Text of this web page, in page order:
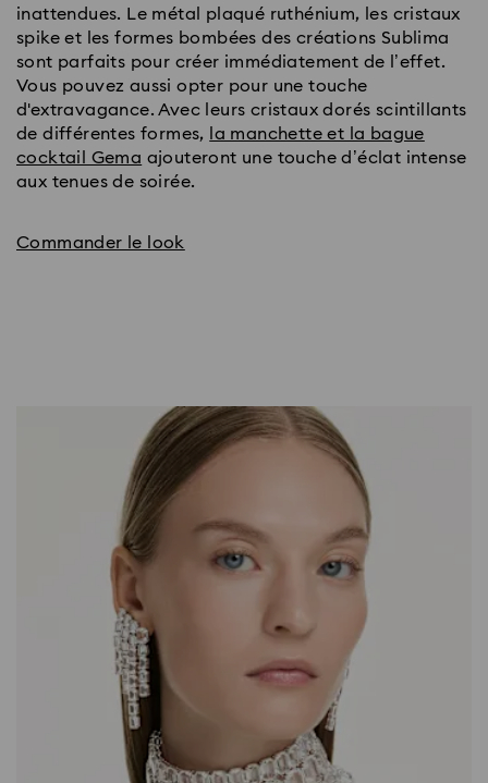
inattendues. Le métal plaqué ruthénium, les cristaux
spike et les formes bombées des créations Sublima
sont parfaits pour créer immédiatement de l’effet.
Vous pouvez aussi opter pour une touche
d'extravagance. Avec leurs cristaux dorés scintillants
de différentes formes,
la manchette et la bague
cocktail Gema ajouteront une touche d’éclat intense
aux tenues de soirée.
Commander le look